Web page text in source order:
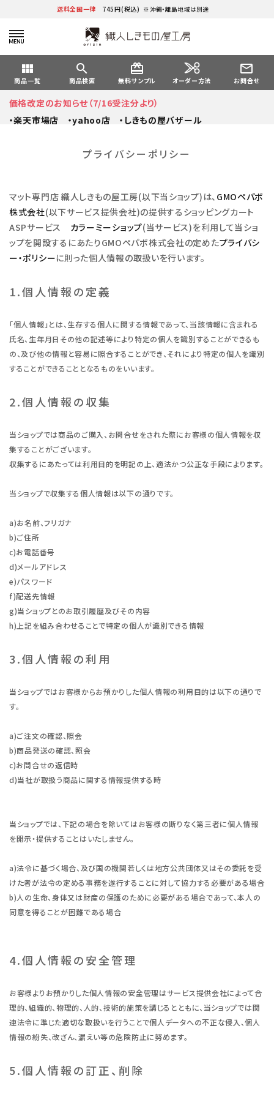
送料全国一律 745円(税込) ※沖縄・離島地域は別途
view_module
商品一覧
search
商品検索
card_giftcard
無料サンプル オーダー方法
mail_outline
お問合せ
価格改定のお知らせ（7/16受注分より）
・楽天市場店
・yahoo店 ・しきもの屋バザール
プライバシーポリシー
マット専門店 織人しきもの屋工房(以下当ショップ)は、 GMOペパボ
株式会社(以下サービス提供会社)の提供するショッピングカート
ASPサービス カラーミーショップ(当サービス)を利用して当ショ
ップを開設するにあたりGMOペパボ株式会社の定めたプライバシ
ー・ポリシーに則った個人情報の取扱いを行います。
1.個人情報の定義
「個人情報」とは、生存する個人に関する情報であって、当該情報に含まれる
氏名、生年月日その他の記述等により特定の個人を識別することができるも
の、及び他の情報と容易に照合することができ、それにより特定の個人を識別
することができることとなるものをいいます。
2.個人情報の収集
当ショップでは商品のご購入、お問合せをされた際にお客様の個人情報を収
集することがございます。
収集するにあたっては利用目的を明記の上、適法かつ公正な手段によります。
当ショップで収集する個人情報は以下の通りです。
a)お名前、フリガナ
b)ご住所
c)お電話番号
d)メールアドレス
e)パスワード
f)配送先情報
g)当ショップとのお取引履歴及びその内容
h)上記を組み合わせることで特定の個人が識別できる情報
3.個人情報の利用
当ショップではお客様からお預かりした個人情報の利用目的は以下の通りで
す。
a)ご注文の確認、照会
b)商品発送の確認、照会
c)お問合せの返信時
d)当社が取扱う商品に関する情報提供する時
当ショップでは、下記の場合を除いてはお客様の断りなく第三者に個人情報
を開示・提供することはいたしません。
a)法令に基づく場合、及び国の機関若しくは地方公共団体又はその委託を受
けた者が法令の定める事務を遂行することに対して協力する必要がある場合
b)人の生命、身体又は財産の保護のために必要がある場合であって、本人の
同意を得ることが困難である場合
4.個人情報の安全管理
お客様よりお預かりした個人情報の安全管理はサービス提供会社によって合
理的、組織的、物理的、人的、技術的施策を講じるとともに、当ショップでは関
連法令に準じた適切な取扱いを行うことで個人データへの不正な侵入、個人
情報の紛失、改ざん、漏えい等の危険防止に努めます。
5.個人情報の訂正、削除